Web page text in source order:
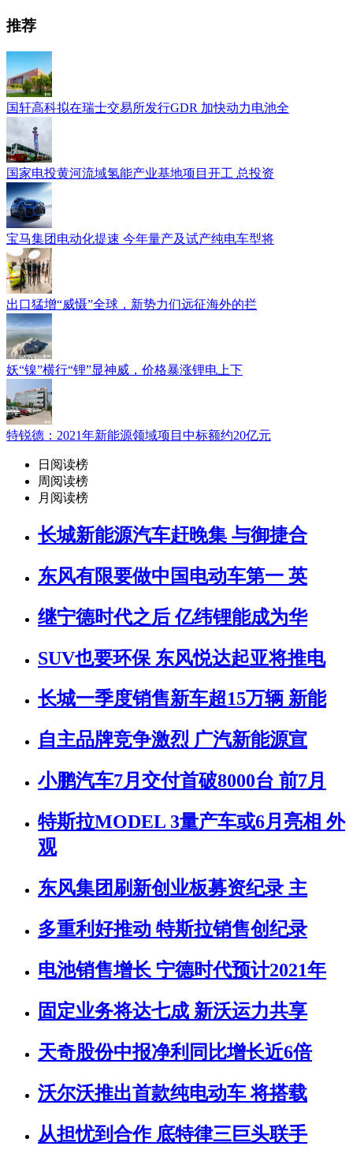
推荐
国轩高科拟在瑞士交易所发行GDR 加快动力电池全
国家电投黄河流域氢能产业基地项目开工 总投资
宝马集团电动化提速 今年量产及试产纯电车型将
出口猛增“威慑”全球，新势力们远征海外的拦
妖“镍”横行“锂”显神威，价格暴涨锂电上下
特锐德：2021年新能源领域项目中标额约20亿元
日阅读榜
周阅读榜
月阅读榜
长城新能源汽车赶晚集 与御捷合
东风有限要做中国电动车第一 英
继宁德时代之后 亿纬锂能成为华
SUV也要环保 东风悦达起亚将推电
长城一季度销售新车超15万辆 新能
自主品牌竞争激烈 广汽新能源宣
小鹏汽车7月交付首破8000台 前7月
特斯拉MODEL 3量产车或6月亮相 外
观
东风集团刷新创业板募资纪录 主
多重利好推动 特斯拉销售创纪录
电池销售增长 宁德时代预计2021年
固定业务将达七成 新沃运力共享
天奇股份中报净利同比增长近6倍
沃尔沃推出首款纯电动车 将搭载
从担忧到合作 底特律三巨头联手